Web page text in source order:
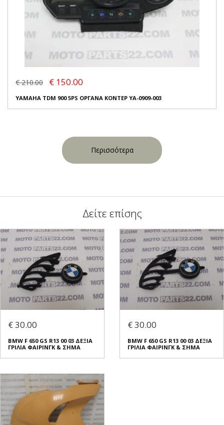
€ 210.00 € 150.00
YAMAHA TDM 900 5PS ΟΡΓΑΝΑ ΚΟΝΤΕΡ YA-0909-003
Περισσότερα
Δείτε επίσης
€ 30.00
BMW F 650 GS R13 00 03 ΔΕΞΙΑ
ΓΡΙΛΙΑ ΦΑΙΡΙΝΓΚ & ΣΗΜΑ
€ 30.00
BMW F 650 GS R13 00 03 ΔΕΞΙΑ
ΓΡΙΛΙΑ ΦΑΙΡΙΝΓΚ & ΣΗΜΑ